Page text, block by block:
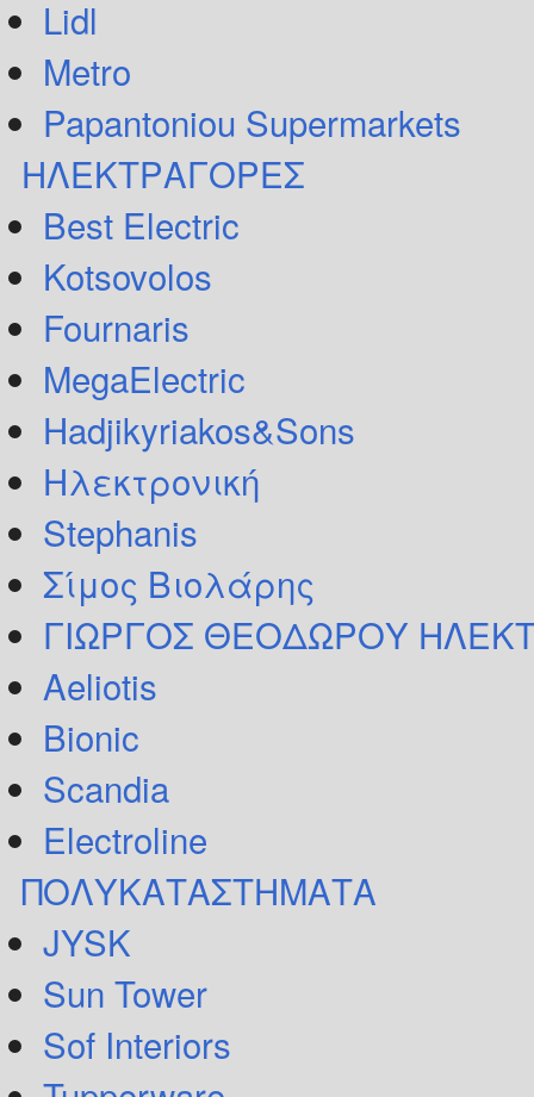
Lidl
Metro
Papantoniou Supermarkets
ΗΛΕΚΤΡΑΓΟΡΕΣ
Best Electric
Kotsovolos
Fournaris
MegaElectric
Hadjikyriakos&Sons
Ηλεκτρονική
Stephanis
Σίμος Βιολάρης
ΓΙΩΡΓΟΣ ΘΕΟΔΩΡΟΥ
Aeliotis
Bionic
Scandia
Electroline
ΠΟΛΥΚΑΤΑΣΤΗΜΑΤΑ
JYSK
Sun Tower
Sof Interiors